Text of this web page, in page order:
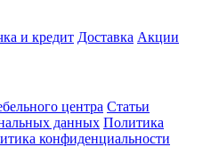
и кредит Доставка Акции
центра Статьи
данных Политика
конфиденциальности